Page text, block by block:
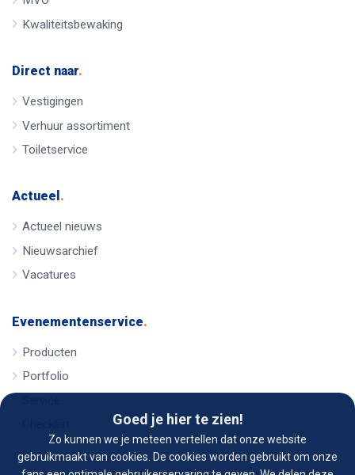
Goed je hier te zien!
Zo kunnen we je meteen vertellen dat onze website
gebruikmaakt van cookies. De cookies worden gebruikt om onze
Kwaliteitsbewaking
Direct naar.
Vestigingen
Verhuur assortiment
Toiletservice
Actueel .
Actueel nieuws
Nieuwsarchief
Vacatures
Evenementenservice.
Producten
Portfolio